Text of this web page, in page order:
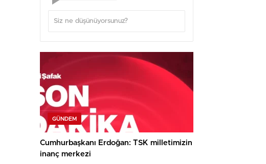
GÜNDEM
Cumhurbaşkanı Erdoğan: TSK milletimizin
inanç merkezi